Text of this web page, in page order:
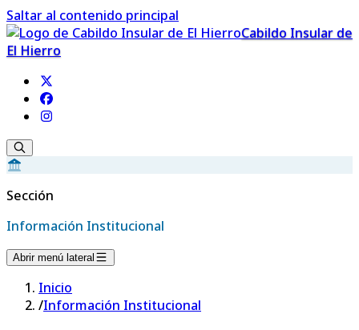
Saltar al contenido principal
Cabildo Insular de
El Hierro
Sección
Información Institucional
Abrir menú lateral
Inicio
/Información Institucional